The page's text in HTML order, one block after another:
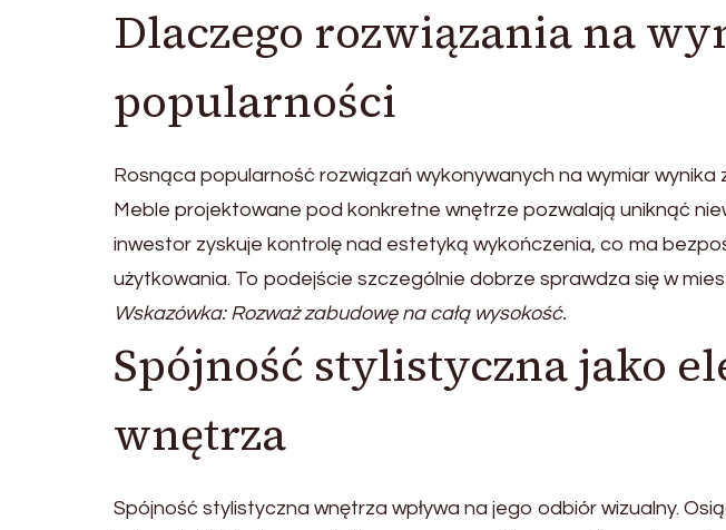
Dlaczego rozwiązania na
popularności
Rosnąca popularność rozwiązań wykonywanych na wymiar wynika
Meble projektowane pod konkretne wnętrze pozwalają uniknąć
inwestor zyskuje kontrolę nad estetyką wykończenia, co ma
użytkowania. To podejście szczególnie dobrze sprawdza się w
Wskazówka: Rozważ zabudowę na całą wysokość.
Spójność stylistyczna jako
wnętrza
Spójność stylistyczna wnętrza wpływa na jego odbiór wizualny.